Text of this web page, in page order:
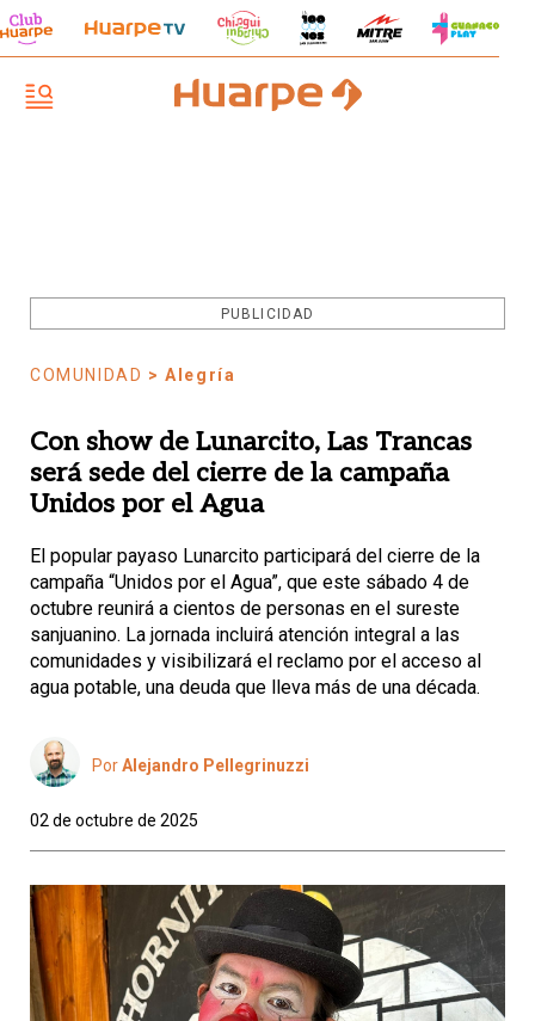
PUBLICIDAD
COMUNIDAD > Alegría
Con show de Lunarcito, Las Trancas
será sede del cierre de la campaña
Unidos por el Agua
El popular payaso Lunarcito participará del cierre de la
campaña “Unidos por el Agua”, que este sábado 4 de
octubre reunirá a cientos de personas en el sureste
sanjuanino. La jornada incluirá atención integral a las
comunidades y visibilizará el reclamo por el acceso al
agua potable, una deuda que lleva más de una década.
PorAlejandro Pellegrinuzzi
02 de octubre de 2025